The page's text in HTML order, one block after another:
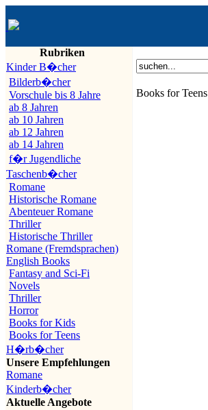
Rubriken
Kinder B�cher
Bilderb�cher
Vorschule bis 8 Jahre
ab 8 Jahren
ab 10 Jahren
ab 12 Jahren
ab 14 Jahren
f�r Jugendliche
Taschenb�cher
Romane
Historische Romane
Abenteuer Romane
Thriller
Historische Thriller
Romane (Fremdsprachen)
English Books
Fantasy and Sci-Fi
Novels
Thriller
Horror
Books for Kids
Books for Teens
H�rb�cher
Unsere Empfehlungen
Romane
Kinderb�cher
Aktuelle Angebote
Books for Teens